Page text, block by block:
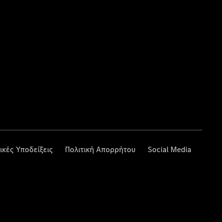
Υποδείξεις Πολιτική Απορρήτου Social Media